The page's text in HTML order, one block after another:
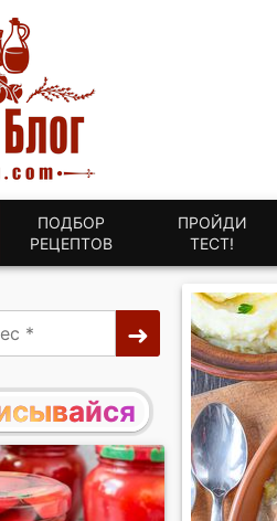
ПОДБОР
РЕЦЕПТОВ
ПРОЙДИ
ТЕСТ!